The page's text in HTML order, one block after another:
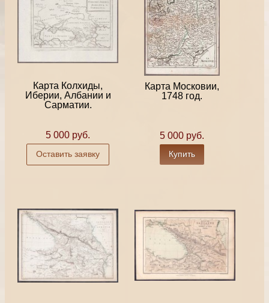
Карта Колхиды,
Иберии, Албании и
Сарматии.
5 000 руб.
Оставить заявку
Карта Московии,
1748 год.
5 000 руб.
Купить